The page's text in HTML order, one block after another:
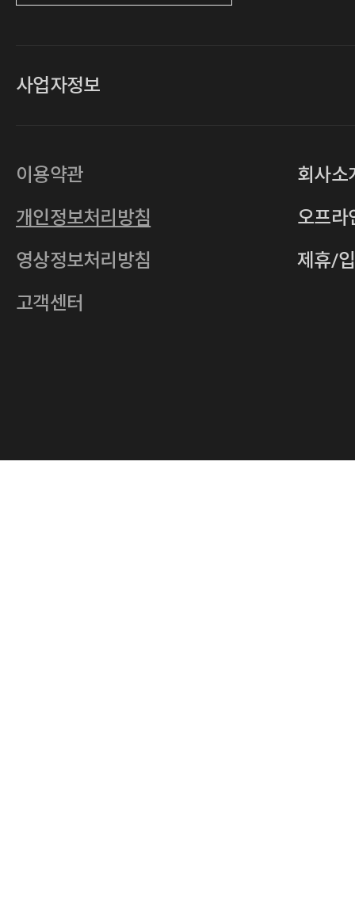
사업자정보
사업자등록번호
통신판매업 2011-서울중구-0149
주소 서울특별시 중구 다산로14길 12 (신당
호스팅사업자
이용약관
개인정보처리방침
영상정보처리방침
고객센터
회사소
오프라
제휴/